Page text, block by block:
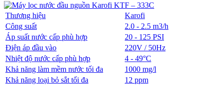
Thương hiệu
Karofi
Công suất
2.0 - 2.5 m3/h
Áp suất nước cấp phù hợp
20 - 125 PSI
Điện áp đầu vào
220V / 50Hz
Nhiệt độ nước cấp phù hợp
4 - 49°C
Khả năng làm mềm nước tối đa
1000 mg/l
Khả năng loại bỏ sắt tối đa
12 ppm